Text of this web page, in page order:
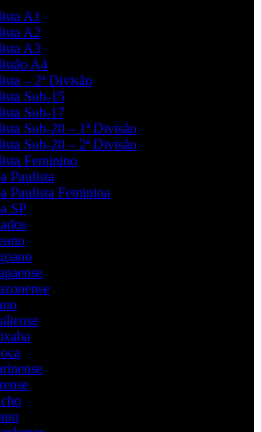
A1
A2
A3
A4
– 2ª Divisão
Sub-15
Sub-17
Sub-20 – 1ª Divisão
Sub-20 – 2ª Divisão
Feminino
Paulista
Paulista Feminina
SP